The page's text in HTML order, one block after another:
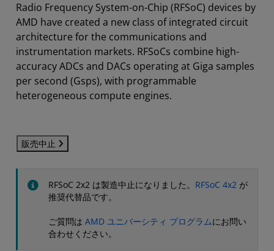
Radio Frequency System-on-Chip (RFSoC) devices by
AMD have created a new class of integrated circuit
architecture for the communications and
instrumentation markets. RFSoCs combine high-
accuracy ADCs and DACs operating at Giga samples
per second (Gsps), with programmable
heterogeneous compute engines.
販売中止
RFSoC 2x2 は製造中止になりました。 RFSoC 4x2 が
推奨代替品です。
ご質問は AMD ユニバーシティ プログラムにお問い
合わせください。